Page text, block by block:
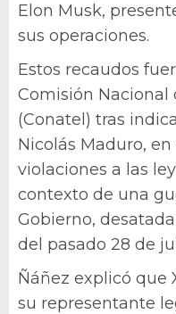
Elon Musk,
sus operaciones.
Estos recaudos
Comisión Nacional
(Conatel) tras
Nicolás Maduro,
violaciones a las
contexto de una
Gobierno,
del pasado 28 de
Ñáñez explicó que
su representante